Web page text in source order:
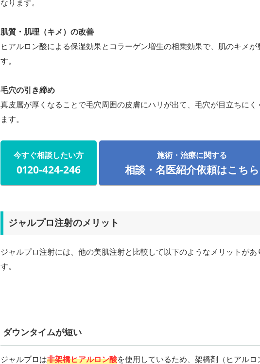
なります。
肌質・肌理（キメ）の改善
ヒアルロン酸による保湿効果とコラーゲン増生の相乗効果で、肌のキメが
す。
毛穴の引き締め
真皮層が厚くなることで毛穴周囲の皮膚にハリが出て、毛穴が目立ちにく
ます。
今すぐ相談したい方
0120-424-246
施術・治療に関する
相談・名医紹介依頼はこちら
ジャルプロ注射のメリット
ジャルプロ注射には、他の美肌注射と比較して以下のようなメリットがあ
す。
ダウンタイムが短い
ジャルプロは非架橋ヒアルロン酸を使用しているため、架橋剤（ヒアルロ